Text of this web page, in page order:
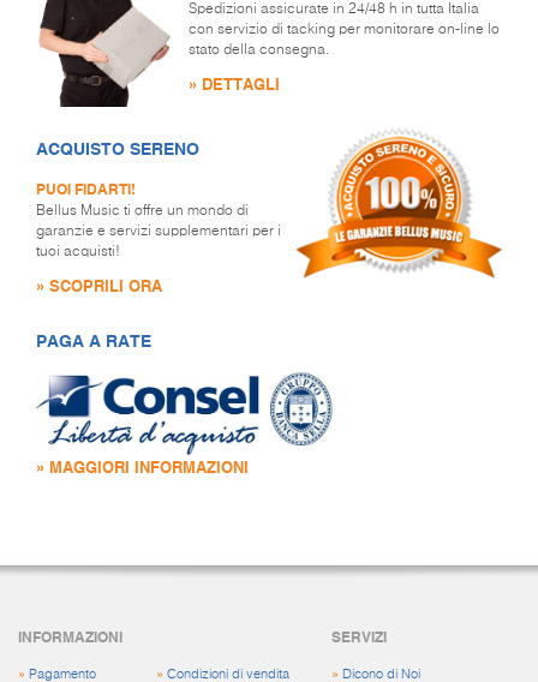
Spedizioni assicurate in 24/48 h in tutta Italia
con servizio di tacking per monitorare on-line lo
stato della consegna.
» DETTAGLI
ACQUISTO SERENO
PUOI FIDARTI!
Bellus Music ti offre un mondo di
garanzie e servizi supplementari per i
tuoi acquisti!
» SCOPRILI ORA
PAGA A RATE
» MAGGIORI INFORMAZIONI
INFORMAZIONI
» Pagamento » Condizioni di vendita
SERVIZI
» Dicono di Noi